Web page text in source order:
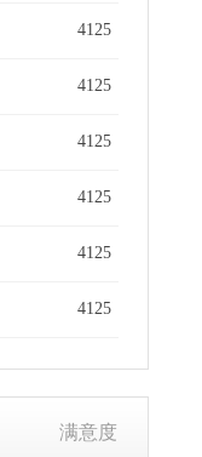
4125
4125
4125
4125
4125
4125
满意度